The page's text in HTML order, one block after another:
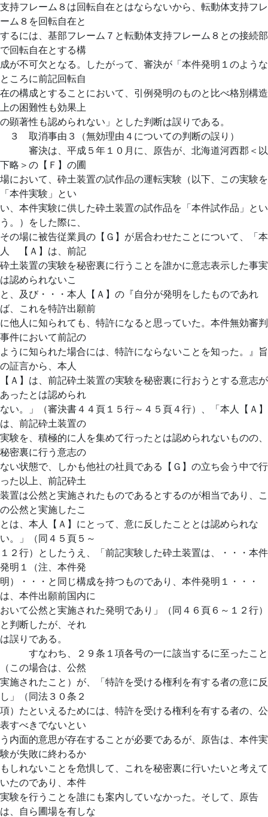
支持フレーム８は回転自在とはならないから、転動体支持フレ
ーム８を回転自在と
するには、基部フレーム７と転動体支持フレーム８との接続部
で回転自在とする構
成が不可欠となる。したがって、審決が「本件発明１のような
ところに前記回転自
在の構成とすることにおいて、引例発明のものと比べ格別構造
上の困難性も効果上
の顕著性も認められない」とした判断は誤りである。
３ 取消事由３（無効理由４についての判断の誤り）
審決は、平成５年１０月に、原告が、北海道河西郡＜以
下略＞の【Ｆ】の圃
場において、砕土装置の試作品の運転実験（以下、この実験を
「本件実験」とい
い、本件実験に供した砕土装置の試作品を「本件試作品」とい
う。）をした際に、
その場に被告従業員の【Ｇ】が居合わせたことについて、「本
人 【Ａ】は、前記
砕土装置の実験を秘密裏に行うことを誰かに意志表示した事実
は認められないこ
と、及び・・・本人【Ａ】の『自分が発明をしたものであれ
ば、これを特許出願前
に他人に知られても、特許になると思っていた。本件無効審判
事件において前記の
ように知られた場合には、特許にならないことを知った。』旨
の証言から、本人
【Ａ】は、前記砕土装置の実験を秘密裏に行おうとする意志が
あったとは認められ
ない。」（審決書４４頁１５行～４５頁４行）、「本人【Ａ】
は、前記砕土装置の
実験を、積極的に人を集めて行ったとは認められないものの、
秘密裏に行う意志の
ない状態で、しかも他社の社員である【Ｇ】の立ち会う中で行
った以上、前記砕土
装置は公然と実施されたものであるとするのが相当であり、こ
の公然と実施したこ
とは、本人【Ａ】にとって、意に反したこととは認められな
い。」（同４５頁５～
１２行）としたうえ、「前記実験した砕土装置は、・・・本件
発明１（注、本件発
明）・・・と同じ構成を持つものであり、本件発明１・・・
は、本件出願前国内に
おいて公然と実施された発明であり」（同４６頁６～１２行）
と判断したが、それ
は誤りである。
すなわち、２９条１項各号の一に該当するに至ったこと
（この場合は、公然
実施されたこと）が、「特許を受ける権利を有する者の意に反
し」（同法３０条２
項）たといえるためには、特許を受ける権利を有する者の、公
表すべきでないとい
う内面的意思が存在することが必要であるが、原告は、本件実
験が失敗に終わるか
もしれないことを危惧して、これを秘密裏に行いたいと考えて
いたのであり、本件
実験を行うことを誰にも案内していなかった。そして、原告
は、自ら圃場を有しな